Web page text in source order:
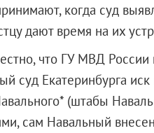
когда суд
дают время на их
что ГУ МВД России
суд Екатеринбурга иск
(штабы
сам Навальный